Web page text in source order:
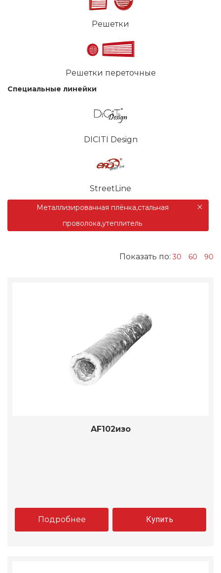
Решетки
Решетки переточные
Специальные линейки
DICITI Design
StreetLine
Металлизированная плёнка,стальная
проволока,утеплитель
Показать по:30 60 90
AF102изо
Подробнее Купить